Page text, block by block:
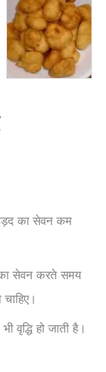
उड़द का सेवन कम
सेवन करते समय
वृद्धि हो जाती है।